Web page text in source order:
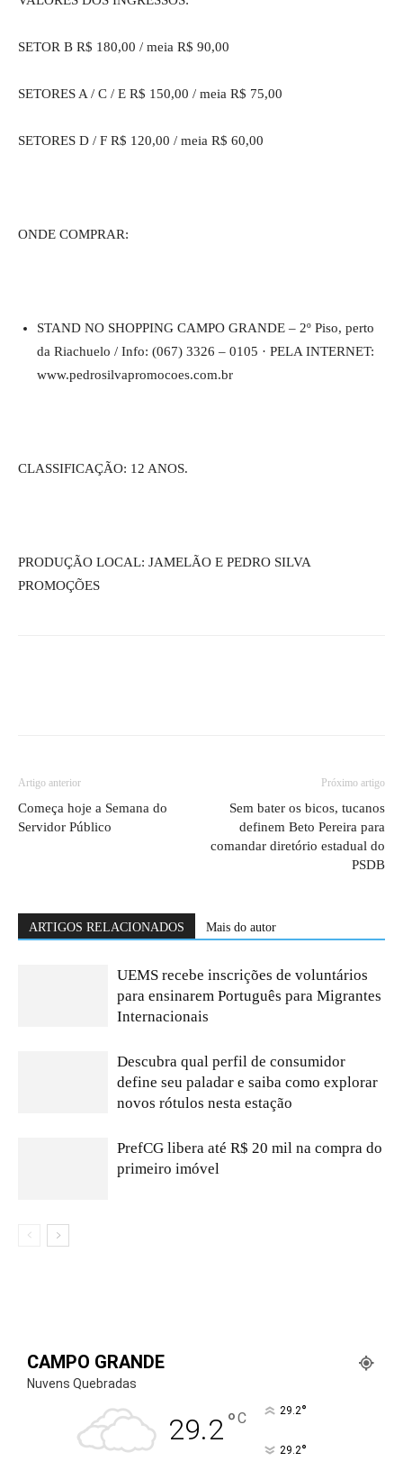
SETOR B R$ 180,00 / meia R$ 90,00
SETORES A / C / E R$ 150,00 / meia R$ 75,00
SETORES D / F R$ 120,00 / meia R$ 60,00
ONDE COMPRAR:
STAND NO SHOPPING CAMPO GRANDE – 2º Piso, perto
da Riachuelo / Info: (067) 3326 – 0105 · PELA INTERNET:
www.pedrosilvapromocoes.com.br
CLASSIFICAÇÃO: 12 ANOS.
PRODUÇÃO LOCAL: JAMELÃO E PEDRO SILVA
PROMOÇÕES
Artigo anterior
Começa hoje a Semana do
Servidor Público
Próximo artigo
Sem bater os bicos, tucanos
definem Beto Pereira para
comandar diretório estadual do
PSDB
ARTIGOS RELACIONADOS Mais do autor
UEMS recebe inscrições de voluntários
para ensinarem Português para Migrantes
Internacionais
Descubra qual perfil de consumidor
define seu paladar e saiba como explorar
novos rótulos nesta estação
PrefCG libera até R$ 20 mil na compra do
primeiro imóvel
CAMPO GRANDE
Nuvens Quebradas
29.2°C 29.2°
29.2°